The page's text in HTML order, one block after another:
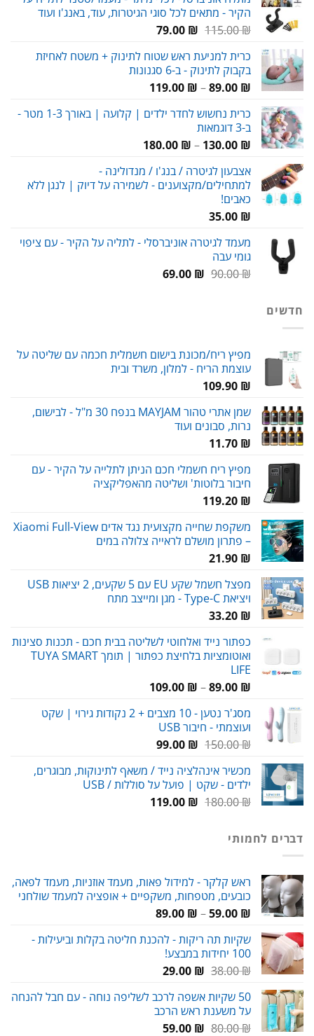
120.00 ₪.
89.00 ₪.
הקיר - מתאים לכל סוגי הגיטרות, עוד, באנג'ו ועוד
115.00₪
המחיר
היה:
115.00 ₪.
79.00 ₪
המחיר
הוא:
79.00 ₪.
כרית למניעת ראש שטוח לתינוק + משטח לאחיזת
בקבוק לתינוק - ב-6 סגנונות
89.00 ₪
–
119.00 ₪
כרית נחשוש לחדר ילדים | קלועה | באורך 1-3 מטר -
ב-3 דוגמאות
130.00 ₪
–
180.00 ₪
עד
אצבעון לגיטרה / בנג'ו / מנדולינה -
למתחילים/מקצוענים - לשמירה על דיוק | לנגן ללא
כאבים!
35.00 ₪
מעמד לגיטרה אוניברסלי - לתליה על הקיר - עם ציפוי
גומי עבה
90.00₪
המחיר69.00 ₪
המחיר
חדשים
מפיץ ריח/מכונת בישום חשמלית חכמה עם שליטה על
עוצמת הריח - למלון, משרד ובית
109.90 ₪
שמן אתרי טהור MAYJAM בנפח 30 מ"ל - לבישום,
נרות, סבונים ועוד
11.70 ₪
מפיץ ריח חשמלי חכם הניתן לתלייה על הקיר - עם
חיבור בלוטות' ושליטה מהאפליקציה
119.20 ₪
משקפת שחייה מקצועית נגד אדים Xiaomi Full-View
– פתרון מושלם לראייה צלולה במים
21.90 ₪
מפצל חשמל שקע EU עם 5 שקעים, 2 יציאות USB
ויציאת Type-C - מגן ומייצב מתח
33.20 ₪
כפתור נייד ואלחוטי לשליטה בבית חכם - תכנות סצינות
ואוטומציות בלחיצת כפתור | תומך TUYA SMART
LIFE
89.00 ₪
–
109.00 ₪
מסג'ר נטען - 10 מצבים + 2 נקודות גירוי | שקט
ועוצמתי - חיבור USB
150.00₪
המחיר
היה:
150.00 ₪.
99.00 ₪
המחיר
הוא:
99.00 ₪.
מכשיר אינהלציה נייד / משאף לתינוקות, מבוגרים,
ילדים - שקט | פועל על סוללות / USB
180.00₪
המחיר119.00 ₪
המחיר
דברים לחמותי
ראש קלקר - למידול פאות, מעמד אוזניות, מעמד לפאה,
כובעים, מטפחות, משקפיים + אופציה למעמד שולחני
59.00 ₪
–
89.00 ₪
טווח
שקיות תה ריקות - להכנת חליטה בקלות וביעילות -
100 יחידות במבצע!
38.00₪
המחיר
היה:
38.00 ₪.
29.00 ₪
המחיר
הוא:
29.00 ₪.
50 שקיות אשפה לרכב לשליפה נוחה - עם חבל להנחה
על משענת ראש הרכב
80.00₪
המחיר59.00 ₪
המחיר